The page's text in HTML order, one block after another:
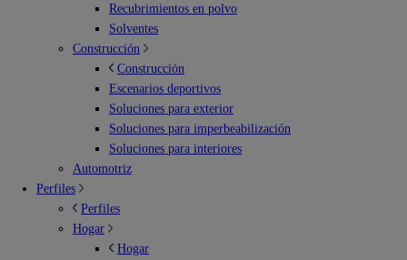
Recubrimientos en polvo
Solventes
Construcción
Construcción
Escenarios deportivos
Soluciones para exterior
Soluciones para imperbeabilización
Soluciones para interiores
Automotriz
Perfiles
Perfiles
Hogar
Hogar